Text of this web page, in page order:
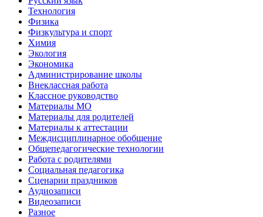
Технология
Физика
Физкультура и спорт
Химия
Экология
Экономика
Администрирование школы
Внеклассная работа
Классное руководство
Материалы МО
Материалы для родителей
Материалы к аттестации
Междисциплинарное обобщение
Общепедагогические технологии
Работа с родителями
Социальная педагогика
Сценарии праздников
Аудиозаписи
Видеозаписи
Разное